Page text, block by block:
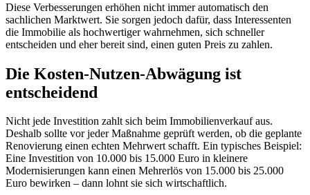
Diese Verbesserungen erhöhen nicht immer automatisch den
sachlichen Marktwert. Sie sorgen jedoch dafür, dass Interessenten
die Immobilie als hochwertiger wahrnehmen, sich schneller
entscheiden und eher bereit sind, einen guten Preis zu zahlen.
Die Kosten-Nutzen-Abwägung ist
entscheidend
Nicht jede Investition zahlt sich beim Immobilienverkauf aus.
Deshalb sollte vor jeder Maßnahme geprüft werden, ob die geplante
Renovierung einen echten Mehrwert schafft. Ein typisches Beispiel:
Eine Investition von 10.000 bis 15.000 Euro in kleinere
Modernisierungen kann einen Mehrerlös von 15.000 bis 25.000
Euro bewirken – dann lohnt sie sich wirtschaftlich.